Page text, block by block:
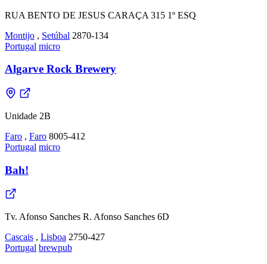
RUA BENTO DE JESUS CARAÇA 315 1º ESQ
Montijo , Setúbal 2870-134
Portugal micro
Algarve Rock Brewery
Unidade 2B
Faro , Faro 8005-412
Portugal micro
Bah!
Tv. Afonso Sanches R. Afonso Sanches 6D
Cascais , Lisboa 2750-427
Portugal brewpub